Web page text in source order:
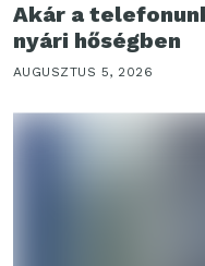
Akár a
nyári hőségben
AUGUSZTUS 5, 2026